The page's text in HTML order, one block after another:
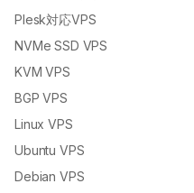
Plesk対応VPS
NVMe SSD VPS
KVM VPS
BGP VPS
Linux VPS
Ubuntu VPS
Debian VPS